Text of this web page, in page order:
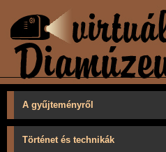
A gyűjteményről
Történet és technikák